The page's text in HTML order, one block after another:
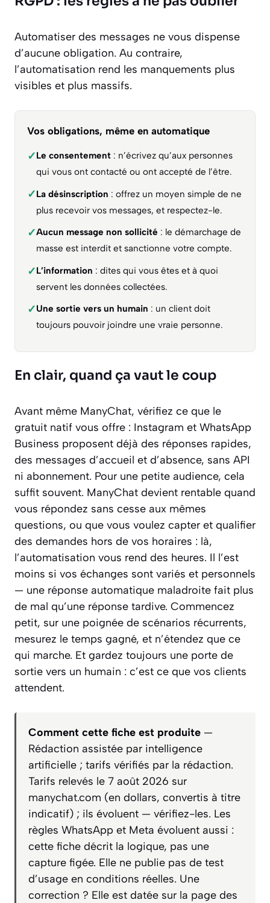
Automatiser des messages ne vous dispense
d’aucune obligation. Au contraire,
l’automatisation rend les manquements plus
visibles et plus massifs.
Vos obligations, même en automatique
✓Le consentement : n’écrivez qu’aux personnes
qui vous ont contacté ou ont accepté de l’être.
✓La désinscription : offrez un moyen simple de ne
plus recevoir vos messages, et respectez-le.
✓Aucun message non sollicité : le démarchage de
masse est interdit et sanctionne votre compte.
✓L’information : dites qui vous êtes et à quoi
servent les données collectées.
✓Une sortie vers un humain : un client doit
toujours pouvoir joindre une vraie personne.
En clair, quand ça vaut le coup
Avant même ManyChat, vérifiez ce que le
gratuit natif vous offre : Instagram et WhatsApp
Business proposent déjà des réponses rapides,
des messages d’accueil et d’absence, sans API
ni abonnement. Pour une petite audience, cela
suffit souvent. ManyChat devient rentable quand
vous répondez sans cesse aux mêmes
questions, ou que vous voulez capter et qualifier
des demandes hors de vos horaires : là,
l’automatisation vous rend des heures. Il l’est
moins si vos échanges sont variés et personnels
— une réponse automatique maladroite fait plus
de mal qu’une réponse tardive. Commencez
petit, sur une poignée de scénarios récurrents,
mesurez le temps gagné, et n’étendez que ce
qui marche. Et gardez toujours une porte de
sortie vers un humain : c’est ce que vos clients
attendent.
Comment cette fiche est produite —
Rédaction assistée par intelligence
artificielle ; tarifs vérifiés par la rédaction.
Tarifs relevés le 7 août 2026 sur
manychat.com (en dollars, convertis à titre
indicatif) ; ils évoluent — vérifiez-les. Les
règles WhatsApp et Meta évoluent aussi :
cette fiche décrit la logique, pas une
capture figée. Elle ne publie pas de test
d’usage en conditions réelles. Une
correction ? Elle est datée sur la page des